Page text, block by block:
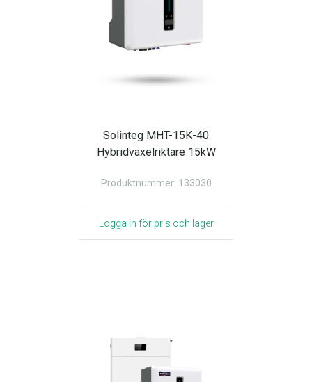
Solinteg MHT-15K-40
Hybridväxelriktare 15kW
Produktnummer: 133030
Logga in för pris och lager